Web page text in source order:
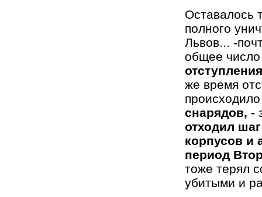
Оставалось
полного
Львов... -
общее
же время
снарядов, -
отходил
корпусов и
период
тоже терял
убитыми и